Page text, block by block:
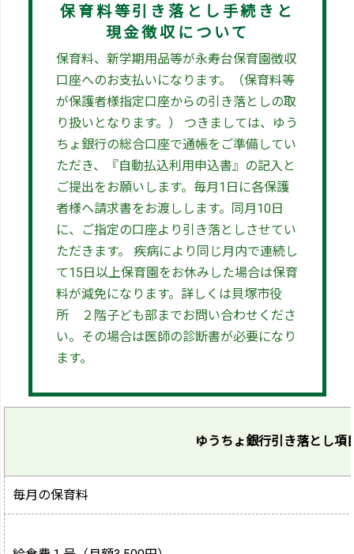
保育料等引き落とし手続きと
現金徴収について
保育料、新学期用品等が永寿台保育園徴収
口座へのお支払いになります。（保育料等
が保護者様指定口座からの引き落としの取
り扱いとなります。） つきましては、ゆう
ちょ銀行の総合口座で通帳をご準備してい
ただき、『自動払込利用申込書』の記入と
ご提出をお願いします。毎月1日に各保護
者様へ請求書をお渡しします。同月10日
に、ご指定の口座より引き落としさせてい
ただきます。 疾病により同じ月内で連続し
て15日以上保育園をお休みした場合は保育
料が減免になります。詳しくは貝塚市役
所 ２階子ども部までお問い合わせくださ
い。その場合は医師の診断書が必要になり
ます。
ゆうちょ銀行引き落とし項
毎月の保育料